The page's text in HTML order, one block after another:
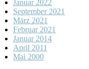
Januar 2022
September 2021
März 2021
Februar 2021
Januar 2014
April 2011
Mai 2000